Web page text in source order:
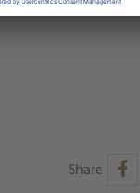
Share